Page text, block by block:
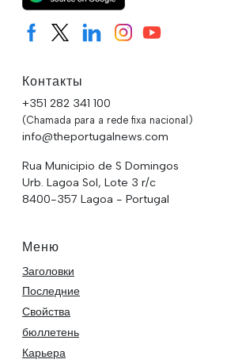
Контакты
+351 282 341 100
(Chamada para a rede fixa nacional)
info@theportugalnews.com
Rua Municipio de S Domingos
Urb. Lagoa Sol, Lote 3 r/c
8400-357 Lagoa - Portugal
Меню
Заголовки
Последние
Свойства
бюллетень
Карьера